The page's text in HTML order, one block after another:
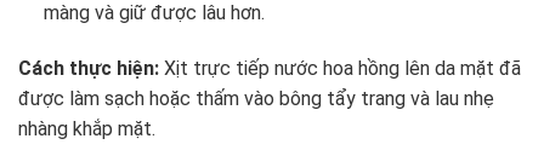
màng và giữ được lâu hơn.
Cách thực hiện: Xịt trực tiếp nước hoa hồng lên da mặt đã
được làm sạch hoặc thấm vào bông tẩy trang và lau nhẹ
nhàng khắp mặt.